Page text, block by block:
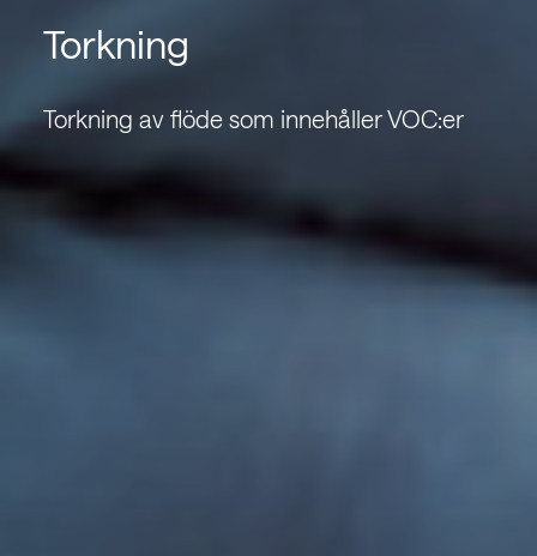
Torkning
Torkning av flöde som innehåller VOC:er